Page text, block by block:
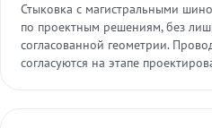
Стыковка с магистральными
по проектным решениям, без
согласованной геометрии.
согласуются на этапе